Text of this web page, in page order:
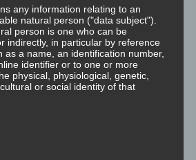
Personenberatung und
any information relating to an
natural person ("data subject").
person is one who can be
indirectly, in particular by reference
as a name, an identification number,
identifier or to one or more
physical, physiological, genetic,
or social identity of that